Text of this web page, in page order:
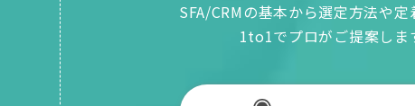
SFA/CRMの基本から選定方法や定
1to1でプロがご提案しま